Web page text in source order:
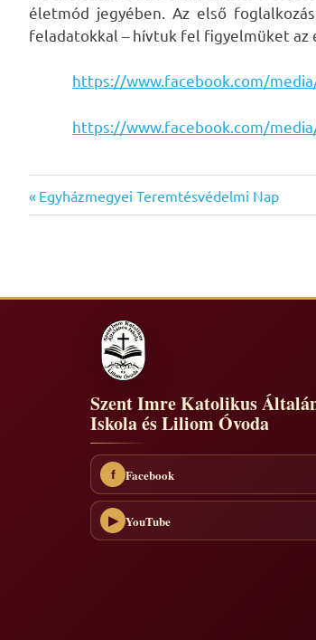
életmód jegyében. Az első
feladatokkal – hívtuk fel figyelmüket az
https://www.facebook.com/
https://www.facebook.com/
Bejegyzés
Previous
Post:
Egyházmegyei Teremtésvédelmi Nap
Szent Imre Katolikus
Iskola és Liliom Óvoda
f Facebook
▶ YouTube